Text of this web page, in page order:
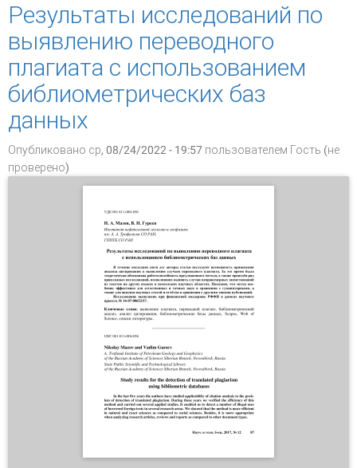
Результаты исследований по
выявлению переводного
плагиата с использованием
библиометрических баз
данных
Опубликовано ср, 08/24/2022 - 19:57 пользователем Гость (не
проверено)